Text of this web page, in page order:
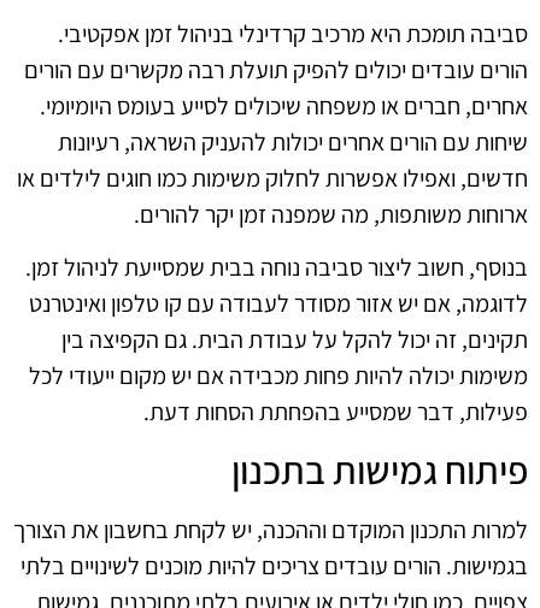
סביבה תומכת היא מרכיב קרדינלי בניהול זמן אפקטיבי.
הורים עובדים יכולים להפיק תועלת רבה מקשרים עם הורים
אחרים, חברים או משפחה שיכולים לסייע בעומס היומיומי.
שיחות עם הורים אחרים יכולות להעניק השראה, רעיונות
חדשים, ואפילו אפשרות לחלוק משימות כמו חוגים לילדים או
ארוחות משותפות, מה שמפנה זמן יקר להורים.
בנוסף, חשוב ליצור סביבה נוחה בבית שמסייעת לניהול זמן.
לדוגמה, אם יש אזור מסודר לעבודה עם קו טלפון ואינטרנט
תקינים, זה יכול להקל על עבודת הבית. גם הקפיצה בין
משימות יכולה להיות פחות מכבידה אם יש מקום ייעודי לכל
פעילות, דבר שמסייע בהפחתת הסחות דעת.
פיתוח גמישות בתכנון
למרות התכנון המוקדם וההכנה, יש לקחת בחשבון את הצורך
בגמישות. הורים עובדים צריכים להיות מוכנים לשינויים בלתי